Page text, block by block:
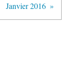
Janvier 2016